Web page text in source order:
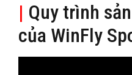
| Quy trình
của WinFly